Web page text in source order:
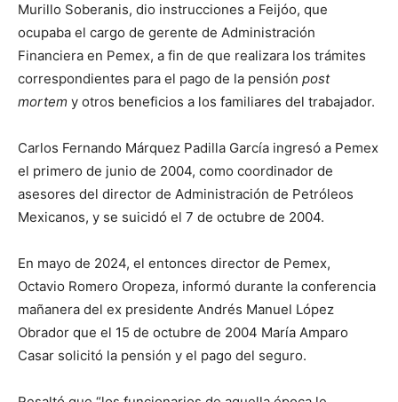
Murillo Soberanis, dio instrucciones a Feijóo, que
ocupaba el cargo de gerente de Administración
Financiera en Pemex, a fin de que realizara los trámites
correspondientes para el pago de la pensión post
mortem y otros beneficios a los familiares del trabajador.
Carlos Fernando Márquez Padilla García ingresó a Pemex
el primero de junio de 2004, como coordinador de
asesores del director de Administración de Petróleos
Mexicanos, y se suicidó el 7 de octubre de 2004.
En mayo de 2024, el entonces director de Pemex,
Octavio Romero Oropeza, informó durante la conferencia
mañanera del ex presidente Andrés Manuel López
Obrador que el 15 de octubre de 2004 María Amparo
Casar solicitó la pensión y el pago del seguro.